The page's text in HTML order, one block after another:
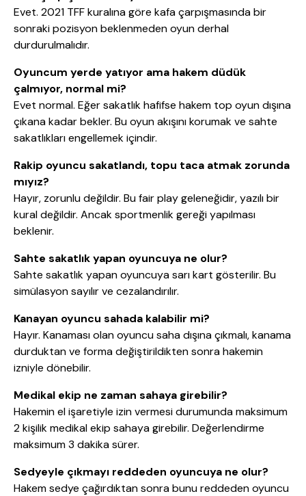
Evet. 2021 TFF kuralına göre kafa çarpışmasında bir
sonraki pozisyon beklenmeden oyun derhal
durdurulmalıdır.
Oyuncum yerde yatıyor ama hakem düdük
çalmıyor, normal mi?
Evet normal. Eğer sakatlık hafifse hakem top oyun dışına
çıkana kadar bekler. Bu oyun akışını korumak ve sahte
sakatlıkları engellemek içindir.
Rakip oyuncu sakatlandı, topu taca atmak zorunda
mıyız?
Hayır, zorunlu değildir. Bu fair play geleneğidir, yazılı bir
kural değildir. Ancak sportmenlik gereği yapılması
beklenir.
Sahte sakatlık yapan oyuncuya ne olur?
Sahte sakatlık yapan oyuncuya sarı kart gösterilir. Bu
simülasyon sayılır ve cezalandırılır.
Kanayan oyuncu sahada kalabilir mi?
Hayır. Kanaması olan oyuncu saha dışına çıkmalı, kanama
durduktan ve forma değiştirildikten sonra hakemin
izniyle dönebilir.
Medikal ekip ne zaman sahaya girebilir?
Hakemin el işaretiyle izin vermesi durumunda maksimum
2 kişilik medikal ekip sahaya girebilir. Değerlendirme
maksimum 3 dakika sürer.
Sedyeyle çıkmayı reddeden oyuncuya ne olur?
Hakem sedye çağırdıktan sonra bunu reddeden oyuncu